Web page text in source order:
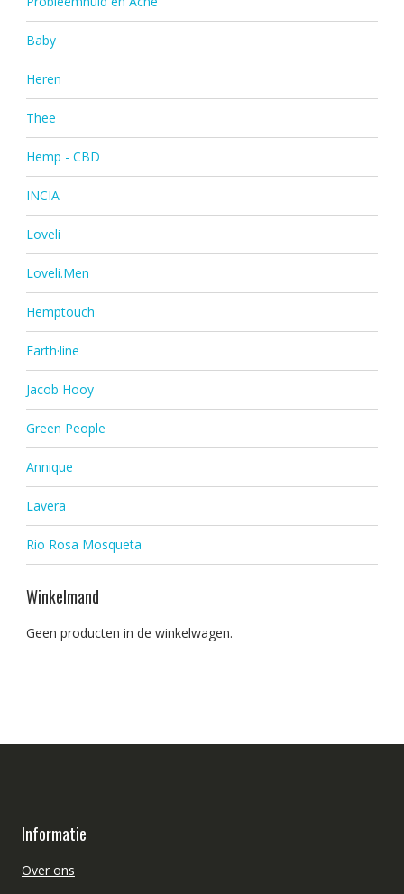
Baby
Heren
Thee
Hemp - CBD
INCIA
Loveli
Loveli.Men
Hemptouch
Earth·line
Jacob Hooy
Green People
Annique
Lavera
Rio Rosa Mosqueta
Winkelmand
Geen producten in de winkelwagen.
Informatie
Over ons